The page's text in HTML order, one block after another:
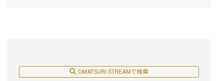
OMATSURI STREAMで検索